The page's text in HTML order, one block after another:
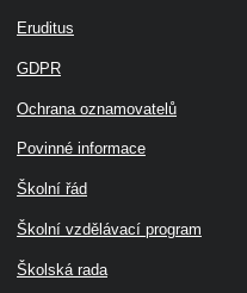
Eruditus
GDPR
Ochrana oznamovatelů
Povinné informace
Školní řád
Školní vzdělávací program
Školská rada